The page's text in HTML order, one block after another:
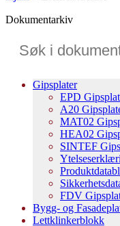
Dokumentarkiv
Gipsplater
EPD
A20
MAT02
HEA02
SINTEF
FDV
Bygg- og
Lettklinkerblokk